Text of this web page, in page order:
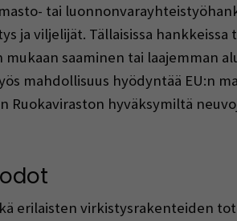
tai
ja viljelijät. Tällaisissa hankkeissa
saaminen tai laajemman
mahdollisuus hyödyntää EU:n
hyväksymiltä
erilaisten virkistysrakenteiden